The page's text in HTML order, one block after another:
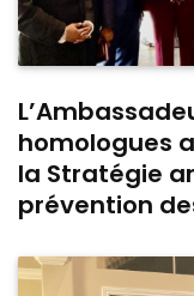
homologues
la Stratégie
prévention